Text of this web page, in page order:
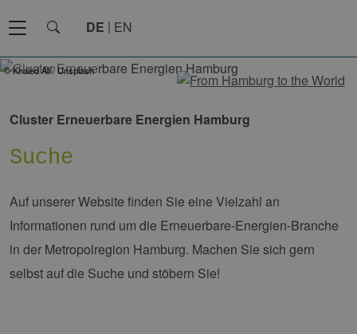
DE EN
© Khaled Ali / Unsplash
Cluster Erneuerbare Energien Hamburg
Suche
Auf unserer Website finden Sie eine Vielzahl an
Informationen rund um die Erneuerbare-Energien-Branche
in der Metropolregion Hamburg. Machen Sie sich gern
selbst auf die Suche und stöbern Sie!